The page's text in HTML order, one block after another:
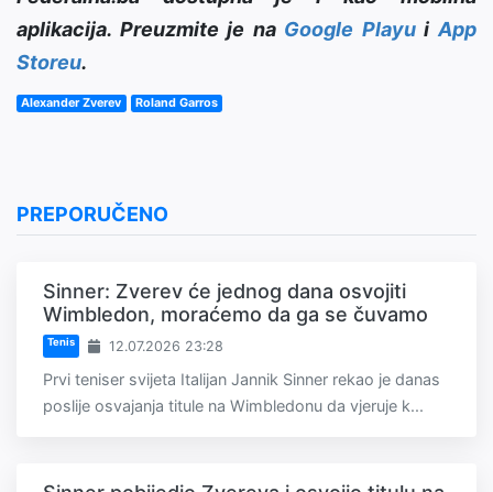
aplikacija. Preuzmite je na Google PlayuiApp
Storeu.
Alexander Zverev Roland Garros
PREPORUČENO
Sinner: Zverev će jednog dana osvojiti
Wimbledon, moraćemo da ga se čuvamo
Tenis 12.07.2026 23:28
Prvi teniser svijeta Italijan Jannik Sinner rekao je danas
poslije osvajanja titule na Wimbledonu da vjeruje k...